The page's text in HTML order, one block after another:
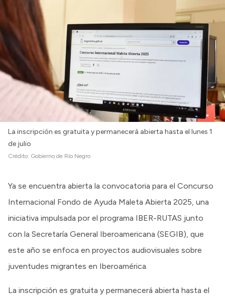
Login
La inscripción es gratuita y permanecerá abierta hasta el lunes 1
de julio
Crédito: Gobierno de Río Negro
Ya se encuentra abierta la convocatoria para el Concurso
Internacional Fondo de Ayuda Maleta Abierta 2025, una
iniciativa impulsada por el programa IBER-RUTAS junto
con la Secretaría General Iberoamericana (SEGIB), que
este año se enfoca en proyectos audiovisuales sobre
juventudes migrantes en Iberoamérica.
La inscripción es gratuita y permanecerá abierta hasta el